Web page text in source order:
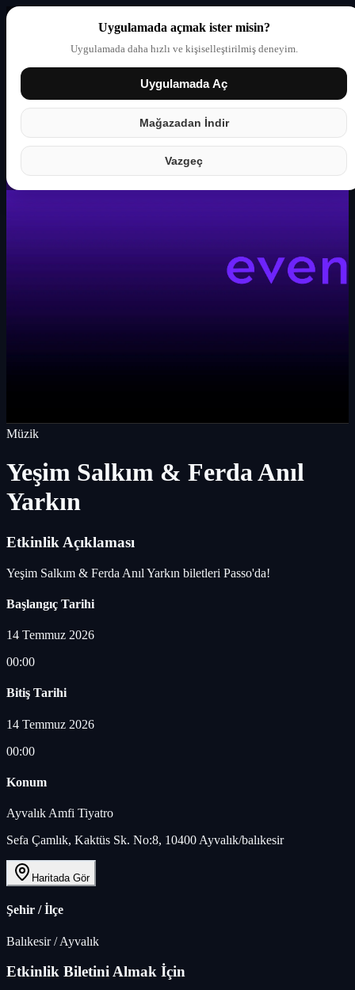
Uygulamada açmak ister misin?
Uygulamada daha hızlı ve kişiselleştirilmiş deneyim.
Uygulamada Aç
Mağazadan İndir
Vazgeç
Giriş yap Partner
Müzik
Yeşim Salkım & Ferda Anıl
Yarkın
Etkinlik Açıklaması
Yeşim Salkım & Ferda Anıl Yarkın biletleri Passo'da!
Başlangıç Tarihi
14 Temmuz 2026
00:00
Bitiş Tarihi
14 Temmuz 2026
00:00
Konum
Ayvalık Amfi Tiyatro
Sefa Çamlık, Kaktüs Sk. No:8, 10400 Ayvalık/balıkesir
Haritada Gör
Şehir / İlçe
Balıkesir/Ayvalık
Etkinlik Biletini Almak İçin